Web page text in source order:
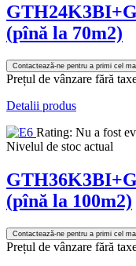
(pînă la 70m2)
Contactează-ne pentru a primi cel
Prețul de vânzare fără
Detalii produs
Rating: Nu a fost
Nivelul de stoc actual
(pînă la 100m2)
Contactează-ne pentru a primi cel
Prețul de vânzare fără